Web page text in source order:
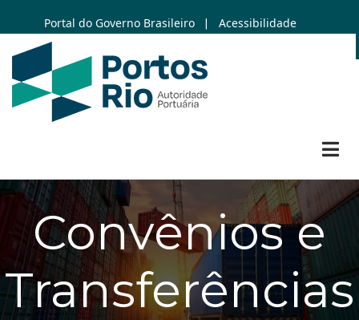
to
main
content
Portal do Governo Brasileiro | Acessibilidade
Convênios e
Transferências